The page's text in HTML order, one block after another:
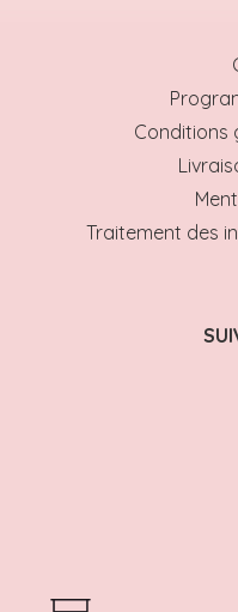
Conditions
Traitement des